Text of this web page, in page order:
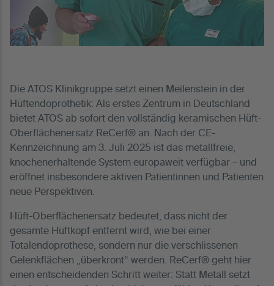
Die ATOS Klinikgruppe setzt einen Meilenstein in der
Hüftendoprothetik: Als erstes Zentrum in Deutschland
bietet ATOS ab sofort den vollständig keramischen Hüft-
Oberflächenersatz ReCerf® an. Nach der CE-
Kennzeichnung am 3. Juli 2025 ist das metallfreie,
knochenerhaltende System europaweit verfügbar – und
eröffnet insbesondere aktiven Patientinnen und Patienten
neue Perspektiven.
Hüft-Oberflächenersatz bedeutet, dass nicht der
gesamte Hüftkopf entfernt wird, wie bei einer
Totalendoprothese, sondern nur die verschlissenen
Gelenkflächen „überkront“ werden. ReCerf® geht hier
einen entscheidenden Schritt weiter: Statt Metall setzt